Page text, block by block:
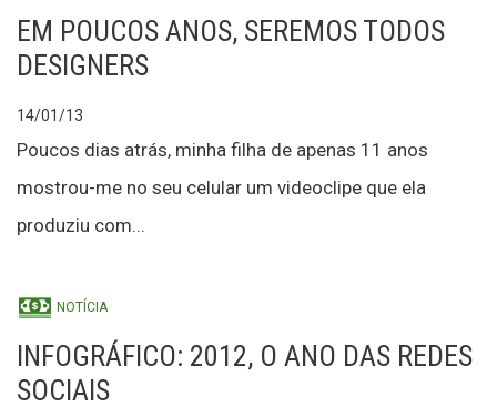
EM POUCOS ANOS, SEREMOS TODOS
DESIGNERS
14/01/13
Poucos dias atrás, minha filha de apenas 11 anos
mostrou-me no seu celular um videoclipe que ela
produziu com...
NOTÍCIA
INFOGRÁFICO: 2012, O ANO DAS REDES
SOCIAIS